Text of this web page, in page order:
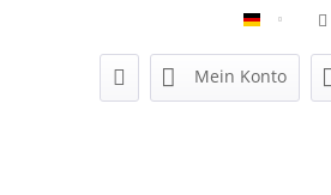
German
Mein Konto